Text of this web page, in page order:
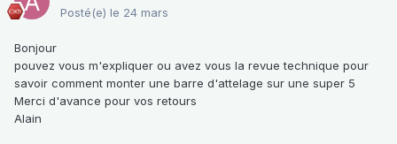
Posté(e) le 24 mars
Bonjour
pouvez vous m'expliquer ou avez vous la revue technique pour
savoir comment monter une barre d'attelage sur une super 5
Merci d'avance pour vos retours
Alain